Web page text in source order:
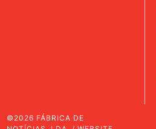
©2026 FÁBRICA DE